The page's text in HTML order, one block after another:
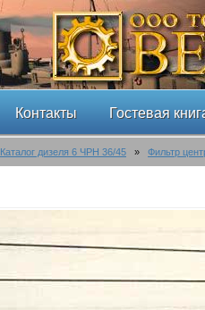
Контакты Гостевая
Каталог дизеля 6 ЧРН 36/45 » Фильтр